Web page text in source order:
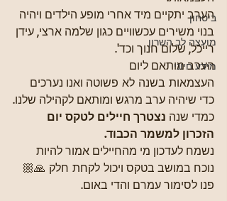
ביטחון
מועצה לב השרון
מידע חיוני
הערב יתקיים מיד אחרי מופע הילדים ויהיה
בנוי משירים עכשוויים כגון שלמה ארצי, עידן
רייכל, שלום חנוך וכד'.
הערב מותאם ליום
העצמאות בשנה לא פשוטה ואנו נערכים
כדי שיהיה ערב מרגש ומותאם לקהילה שלנו.
כמדי שנה נצטרך חיילים לטקס יום
הזכרון למשמר הכבוד.
נשמח לעדכון מי מהחיילים אמור להיות
נוכח במושב בטקס ויכול לקחת חלק 🙏🏼
פנו לסימור עמרם והדי באום.